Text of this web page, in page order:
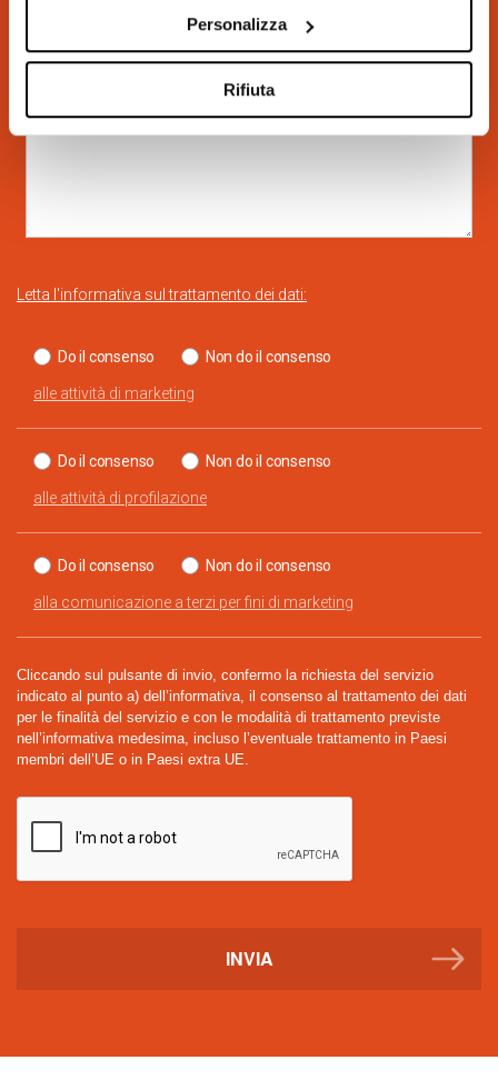
Personalizza
Rifiuta
Letta l'informativa sul trattamento dei dati:
Do il consenso Non do il consenso
alle attività di marketing
Do il consenso Non do il consenso
alle attività di profilazione
Do il consenso Non do il consenso
alla comunicazione a terzi per fini di marketing
Cliccando sul pulsante di invio, confermo la richiesta del servizio
indicato al punto a) dell’informativa, il consenso al trattamento dei dati
per le finalità del servizio e con le modalità di trattamento previste
nell’informativa medesima, incluso l’eventuale trattamento in Paesi
membri dell’UE o in Paesi extra UE.
INVIA